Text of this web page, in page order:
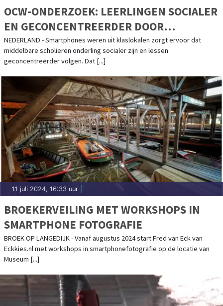
OCW-ONDERZOEK: LEERLINGEN SOCIALER
EN GECONCENTREERDER DOOR
MOBIELTJESAFSPRAAK
NEDERLAND - Smartphones weren uit klaslokalen zorgt ervoor dat
middelbare scholieren onderling socialer zijn en lessen
geconcentreerder volgen. Dat [...]
11 juli 2024, 16:33 uur
BROEKERVEILING MET WORKSHOPS IN
SMARTPHONE FOTOGRAFIE
BROEK OP LANGEDIJK - Vanaf augustus 2024 start Fred van Eck van
Eckkies.nl met workshops in smartphonefotografie op de locatie van
Museum [...]